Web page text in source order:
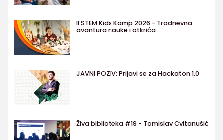
II STEM Kids Kamp 2026 - Trodnevna
avantura nauke i otkrića
JAVNI POZIV: Prijavi se za Hackaton 1.0
Živa biblioteka #19 - Tomislav Cvitanušić